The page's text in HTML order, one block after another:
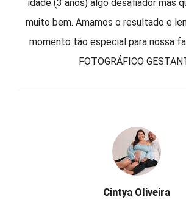
idade (3 anos) algo desafiador mas
muito bem. Amamos o resultado e
momento tão especial para nossa
FOTOGRÁFICO
Cintya Oliveira